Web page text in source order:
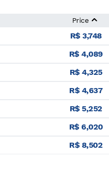
Price
R$ 3,748
R$ 4,089
R$ 4,325
R$ 4,637
R$ 5,252
R$ 6,020
R$ 8,502